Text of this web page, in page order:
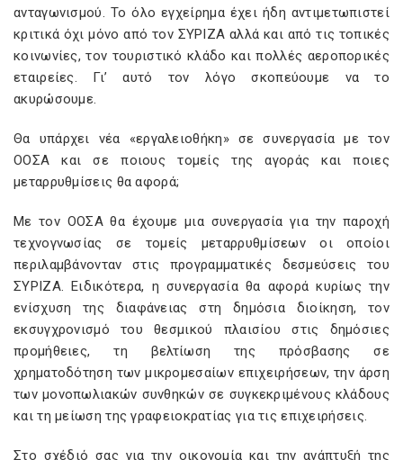
ανταγωνισμού. Το όλο εγχείρημα έχει ήδη αντιμετωπιστεί
κριτικά όχι μόνο από τον ΣΥΡΙΖΑ αλλά και από τις τοπικές
κοινωνίες, τον τουριστικό κλάδο και πολλές αεροπορικές
εταιρείες. Γι’ αυτό τον λόγο σκοπεύουμε να το
ακυρώσουμε.
Θα υπάρχει νέα «εργαλειοθήκη» σε συνεργασία με τον
ΟΟΣΑ και σε ποιους τομείς της αγοράς και ποιες
μεταρρυθμίσεις θα αφορά;
Με τον ΟΟΣΑ θα έχουμε μια συνεργασία για την παροχή
τεχνογνωσίας σε τομείς μεταρρυθμίσεων οι οποίοι
περιλαμβάνονταν στις προγραμματικές δεσμεύσεις του
ΣΥΡΙΖΑ. Ειδικότερα, η συνεργασία θα αφορά κυρίως την
ενίσχυση της διαφάνειας στη δημόσια διοίκηση, τον
εκσυγχρονισμό του θεσμικού πλαισίου στις δημόσιες
προμήθειες, τη βελτίωση της πρόσβασης σε
χρηματοδότηση των μικρομεσαίων επιχειρήσεων, την άρση
των μονοπωλιακών συνθηκών σε συγκεκριμένους κλάδους
και τη μείωση της γραφειοκρατίας για τις επιχειρήσεις.
Στο σχέδιό σας για την οικονομία και την ανάπτυξή της